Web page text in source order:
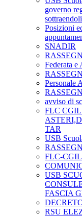
governo
Posizioni
SNADIR
Federata
Personale
avviso di
FLC
TAR
USB
FLC-CGIL
USB
FASCIA
RSU